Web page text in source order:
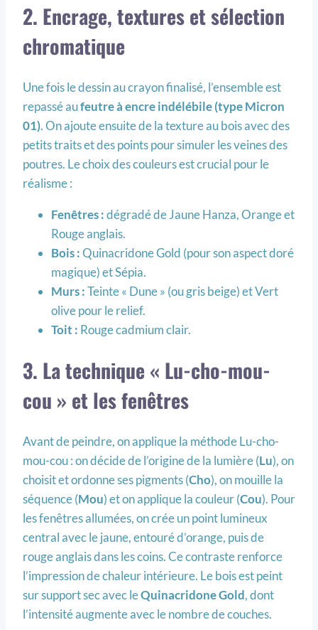
2. Encrage, textures et sélection
chromatique
Une fois le dessin au crayon finalisé, l’ensemble est
repassé aufeutreà encreindélébile (type Micron
01). On ajoute ensuite de la texture au bois avec des
petits traits et des points pour simuler les veines des
poutres. Le choix des couleurs est crucial pour le
réalisme :
Fenêtres :dégradé de Jaune Hanza, Orange et
Rouge anglais.
Bois :Quinacridone Gold (pour son aspect doré
magique) et Sépia.
Murs :Teinte « Dune » (ou gris beige) et Vert
olive pour le relief.
Toit : Rouge cadmium clair.
3. La technique « Lu-cho-mou-
cou » et les fenêtres
Avant de peindre, on applique la méthode Lu-cho-
mou-cou : on décide de l’origine de la lumière (Lu), on
choisit et ordonne ses pigments (Cho), on mouille la
séquence (Mou) et on applique la couleur (Cou). Pour
les fenêtres allumées, on crée un point lumineux
central avec le jaune, entouré d’orange, puis de
rouge anglais dans les coins. Ce contraste renforce
l’impression de chaleur intérieure. Le bois est peint
sur support sec avec leQuinacridoneGold, dont
l’intensité augmente avec le nombre de couches.